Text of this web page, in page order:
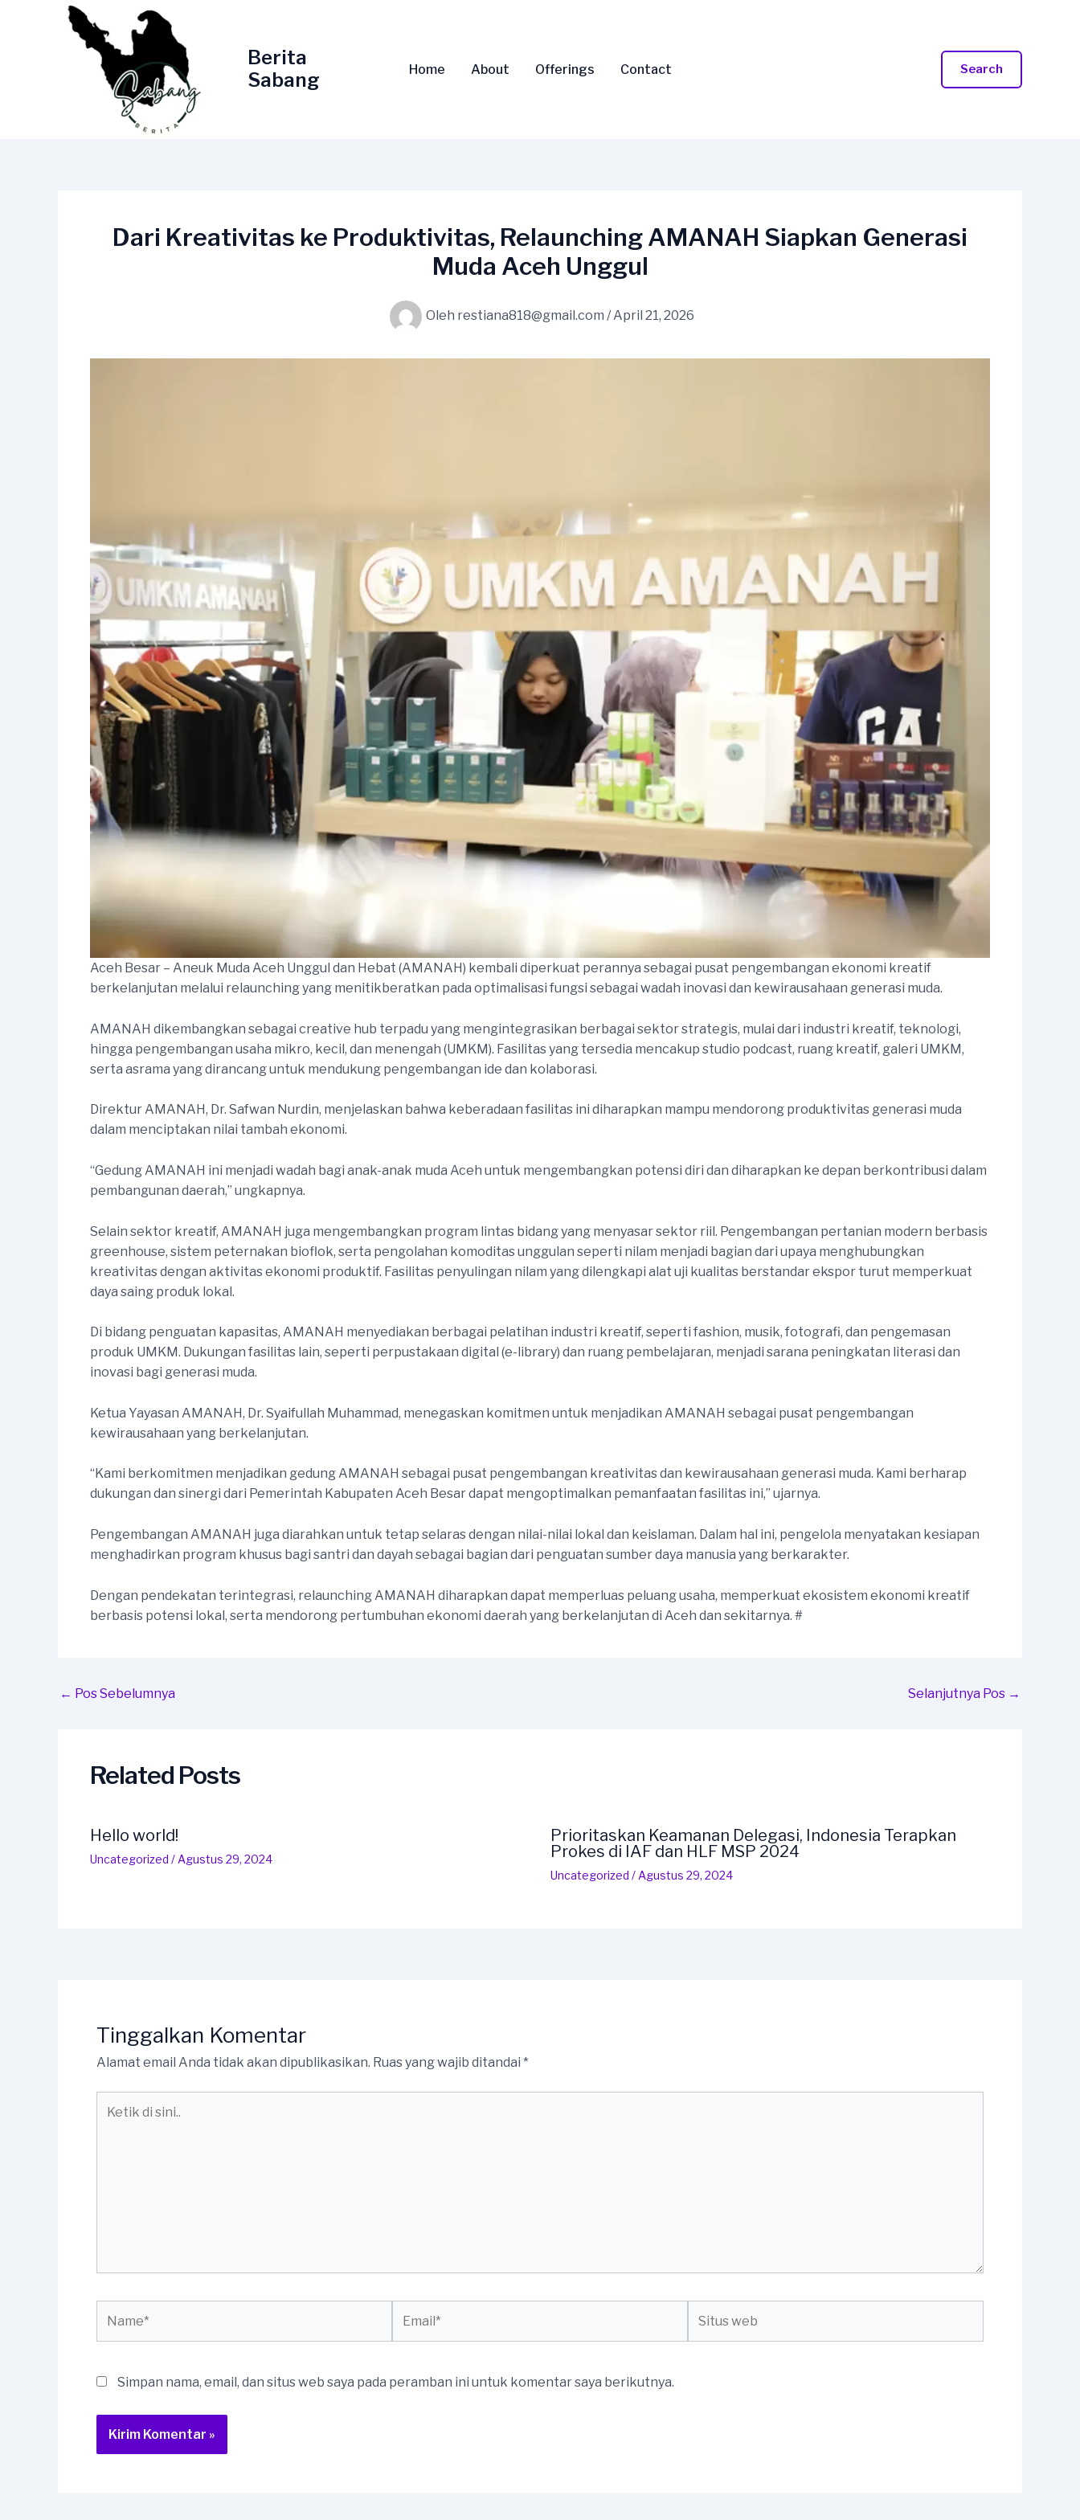
Berita
Sabang
Home About Offerings Contact Search
Dari Kreativitas ke Produktivitas, Relaunching AMANAH Siapkan Generasi
Muda Aceh Unggul
Oleh restiana818@gmail.com /April 21, 2026
Aceh Besar – Aneuk Muda Aceh Unggul dan Hebat (AMANAH) kembali diperkuat perannya sebagai pusat pengembangan ekonomi kreatif
berkelanjutan melalui relaunching yang menitikberatkan pada optimalisasi fungsi sebagai wadah inovasi dan kewirausahaan generasi muda.
AMANAH dikembangkan sebagai creative hub terpadu yang mengintegrasikan berbagai sektor strategis, mulai dari industri kreatif, teknologi,
hingga pengembangan usaha mikro, kecil, dan menengah (UMKM). Fasilitas yang tersedia mencakup studio podcast, ruang kreatif, galeri UMKM,
serta asrama yang dirancang untuk mendukung pengembangan ide dan kolaborasi.
Direktur AMANAH, Dr. Safwan Nurdin, menjelaskan bahwa keberadaan fasilitas ini diharapkan mampu mendorong produktivitas generasi muda
dalam menciptakan nilai tambah ekonomi.
“Gedung AMANAH ini menjadi wadah bagi anak-anak muda Aceh untuk mengembangkan potensi diri dan diharapkan ke depan berkontribusi dalam
pembangunan daerah,” ungkapnya.
Selain sektor kreatif, AMANAH juga mengembangkan program lintas bidang yang menyasar sektor riil. Pengembangan pertanian modern berbasis
greenhouse, sistem peternakan bioflok, serta pengolahan komoditas unggulan seperti nilam menjadi bagian dari upaya menghubungkan
kreativitas dengan aktivitas ekonomi produktif. Fasilitas penyulingan nilam yang dilengkapi alat uji kualitas berstandar ekspor turut memperkuat
daya saing produk lokal.
Di bidang penguatan kapasitas, AMANAH menyediakan berbagai pelatihan industri kreatif, seperti fashion, musik, fotografi, dan pengemasan
produk UMKM. Dukungan fasilitas lain, seperti perpustakaan digital (e-library) dan ruang pembelajaran, menjadi sarana peningkatan literasi dan
inovasi bagi generasi muda.
Ketua Yayasan AMANAH, Dr. Syaifullah Muhammad, menegaskan komitmen untuk menjadikan AMANAH sebagai pusat pengembangan
kewirausahaan yang berkelanjutan.
“Kami berkomitmen menjadikan gedung AMANAH sebagai pusat pengembangan kreativitas dan kewirausahaan generasi muda. Kami berharap
dukungan dan sinergi dari Pemerintah Kabupaten Aceh Besar dapat mengoptimalkan pemanfaatan fasilitas ini,” ujarnya.
Pengembangan AMANAH juga diarahkan untuk tetap selaras dengan nilai-nilai lokal dan keislaman. Dalam hal ini, pengelola menyatakan kesiapan
menghadirkan program khusus bagi santri dan dayah sebagai bagian dari penguatan sumber daya manusia yang berkarakter.
Dengan pendekatan terintegrasi, relaunching AMANAH diharapkan dapat memperluas peluang usaha, memperkuat ekosistem ekonomi kreatif
berbasis potensi lokal, serta mendorong pertumbuhan ekonomi daerah yang berkelanjutan di Aceh dan sekitarnya. #
Post
← Pos Sebelumnya Selanjutnya Pos →
Related Posts
Hello world!
Uncategorized / Agustus 29, 2024
Prioritaskan Keamanan Delegasi, Indonesia Terapkan
Prokes di IAF dan HLF MSP 2024
Uncategorized / Agustus 29, 2024
Tinggalkan Komentar
Alamat email Anda tidak akan dipublikasikan. Ruas yang wajib ditandai *
web
Simpan nama, email, dan situs web saya pada peramban ini untuk komentar saya berikutnya.